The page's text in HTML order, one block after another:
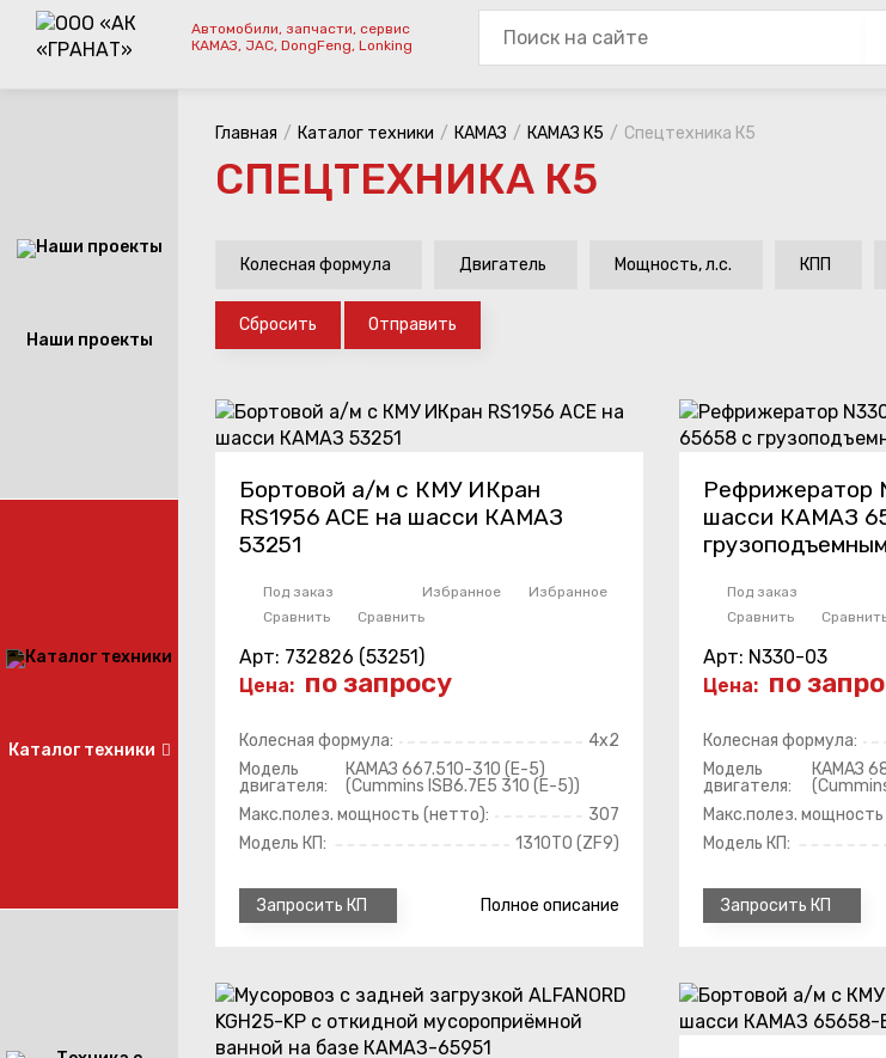
Автомобили, запчасти, сервис
КАМАЗ, JAC, DongFeng, Lonking
Наши проекты
Каталог техники
Главная Каталог техники КАМАЗ КАМАЗ К5 Спецтехника К5
СПЕЦТЕХНИКА К5
Колесная формула Двигатель Мощность, л.с. КПП
Сбросить Отправить
Бортовой а/м с КМУ ИКран
RS1956 ACE на шасси КАМАЗ
53251
Под заказ Избранное
Избранное
Сравнить
Сравнить
Арт: 732826 (53251)
Цена: по запросу
Колесная формула:
4х2
Модель
двигателя:
КАМАЗ 667.510-310 (Е-5)
(Cummins ISB6.7E5 310 (Е-5))
Макс.полез. мощность (нетто):
307
Модель КП:
1310ТО (ZF9)
Запросить КП Полное описание
Рефрижератор
шасси КАМАЗ
Под заказ
Сравнить
Арт: N330-03
Цена: по
Колесная формула:
Модель
двигателя:
КАМАЗ
Макс.полез.
Модель КП:
Запросить КП